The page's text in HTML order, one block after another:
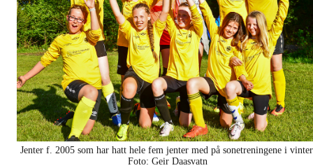
Jenter f. 2005 som har hatt hele fem jenter med på sonetreningene i
Foto: Geir Daasvatn